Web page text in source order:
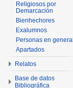
Religiosos por
Demarcación
Bienhechores
Exalumnos
Personas en general
Apartados
Relatos
Base de datos
Bibliográfica